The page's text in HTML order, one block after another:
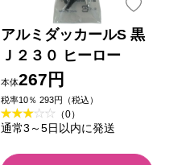
アルミダッカールS 黒
Ｊ２３０ ヒーロー
本体267円
税率10％ 293円（税込）
（0）
通常3～5日以内に発送